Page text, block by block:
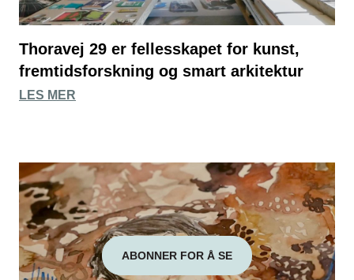
Thoravej 29 er fellesskapet for kunst,
fremtidsforskning og smart arkitektur
LES MER
ABONNER FOR Å SE